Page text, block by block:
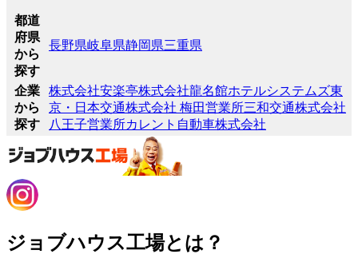
都道
府県
から
探す
長野県岐阜県静岡県三重県
企業
から
探す
株式会社安楽亭株式会社龍名館ホテルシステムズ東
京・日本交通株式会社 梅田営業所三和交通株式会社
八王子営業所カレント自動車株式会社
ジョブハウス工場とは？